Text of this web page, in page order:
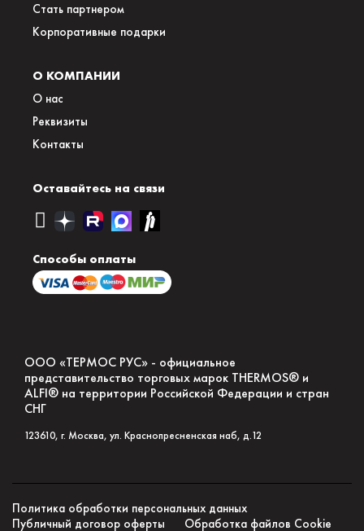
Стать партнером
Корпоративные подарки
О КОМПАНИИ
О нас
Реквизиты
Контакты
Оставайтесь на связи
Способы оплаты
ООО «ТЕРМОС РУС» - официальное
представительство торговых марок THERMOS® и
ALFI® на территории Российской Федерации и стран
СНГ
123610, г. Москва, ул. Краснопресненская наб, д.12
Политика обработки персональных данных
Публичный договор оферты
Обработка файлов Сookie